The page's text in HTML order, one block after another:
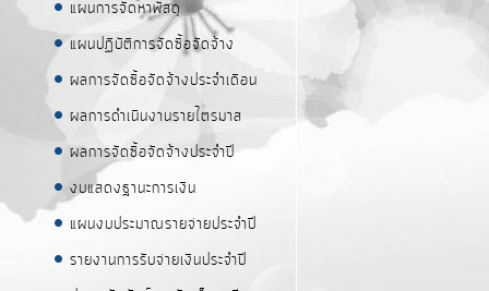
แผนการจัดหาพัสดุ
แผนปฏิบัติการจัดซื้อจัดจ้าง
ผลการจัดซื้อจัดจ้างประจำเดือน
ผลการดำเนินงานรายไตรมาส
ผลการจัดซื้อจัดจ้างประจำปี
งบแสดงฐานะการเงิน
แผนงบประมาณรายจ่ายประจำปี
รายงานการรับจ่ายเงินประจำปี